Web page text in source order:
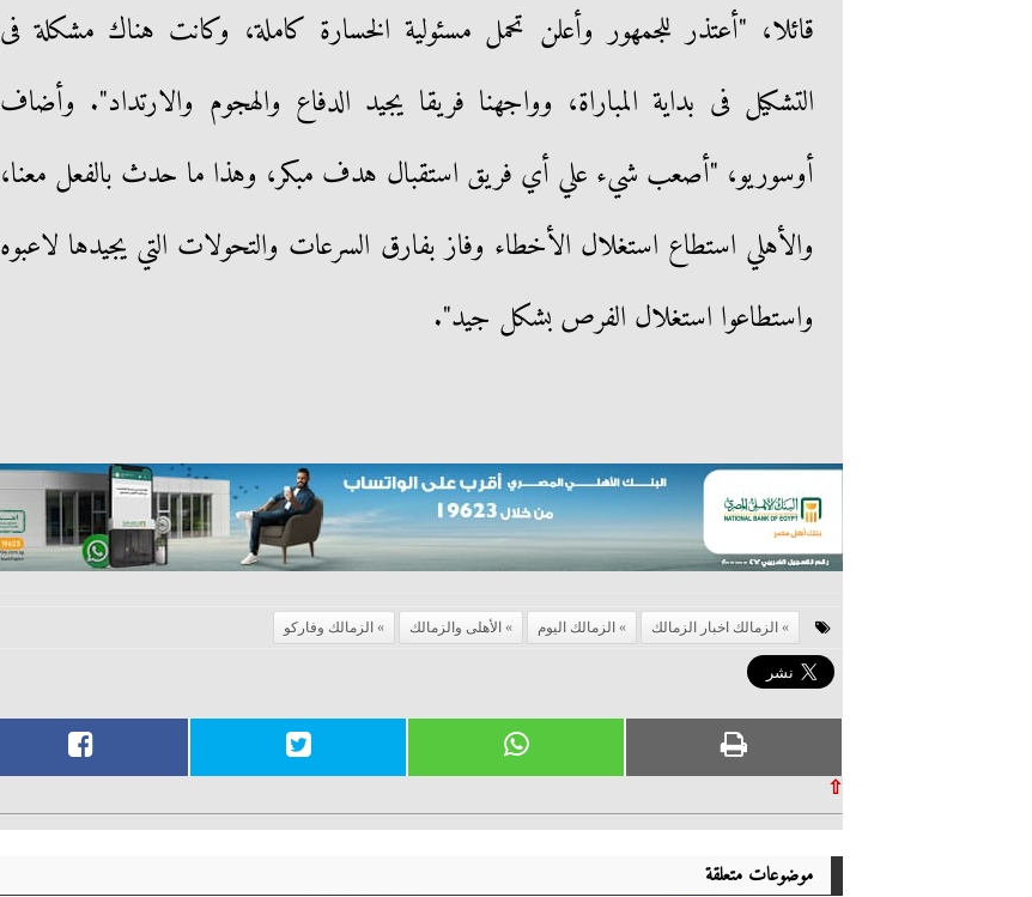
قائلا، "أعتذر للجمهور وأعلن تحمل مسئولية الخسارة كاملة، وكانت هناك مشكلة فى
التشكيل فى بداية المباراة، وواجهنا فريقا يجيد الدفاع والهجوم والارتداد". وأضاف
أوسوريو، "أصعب شيء علي أي فريق استقبال هدف مبكر، وهذا ما حدث بالفعل معنا،
والأهلي استطاع استغلال الأخطاء وفاز بفارق السرعات والتحولات التي يجيدها لاعبوه
واستطاعوا استغلال الفرص بشكل جيد".
الزمالك اخبار الزمالك الزمالك اليوم الأهلى والزمالك الزمالك وفاركو
⇧
موضوعات متعلقة